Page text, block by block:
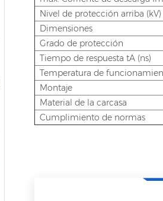
Nivel de protección arriba (kV)
Dimensiones
Grado de protección
Tiempo de respuesta tA (ns)
Temperatura de
Montaje
Material de la carcasa
Cumplimiento de normas